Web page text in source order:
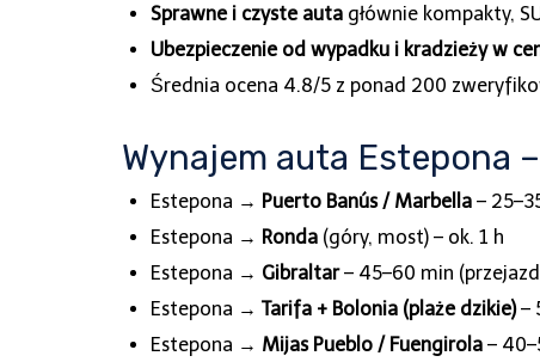
Sprawne i czyste auta głównie kompakty,
Ubezpieczenie od wypadku i kradzieży w
Średnia ocena 4.8/5 z ponad 200
Wynajem auta Estepona
Estepona → Puerto Banús / Marbella –
Estepona → Ronda (góry, most) – ok. 1 h
Estepona → Gibraltar– 45–60 min
Estepona → Tarifa + Bolonia (plaże dzikie)–
Estepona → Mijas Pueblo / Fuengirola –